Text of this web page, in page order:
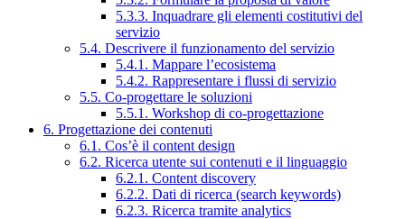
5.3.3. Inquadrare gli elementi costitutivi del
servizio
5.4. Descrivere il funzionamento del servizio
5.4.1. Mappare l’ecosistema
5.4.2. Rappresentare i flussi di servizio
5.5. Co-progettare le soluzioni
5.5.1. Workshop di co-progettazione
6. Progettazione dei contenuti
6.1. Cos’è il content design
6.2. Ricerca utente sui contenuti e il linguaggio
6.2.1. Content discovery
6.2.2. Dati di ricerca (search keywords)
6.2.3. Ricerca tramite analytics